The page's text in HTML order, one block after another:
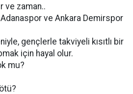
ve zaman..
Adanaspor ve Ankara Demirspor
gençlerle takviyeli kısıtlı bir
için hayal olur.
mu?